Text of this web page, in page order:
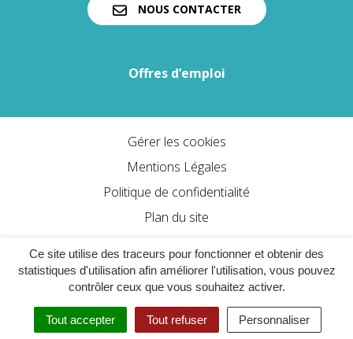
Ce site utilise des traceurs pour fonctionner et obtenir des
statistiques d'utilisation afin améliorer l'utilisation, vous pouvez
contrôler ceux que vous souhaitez activer.
Tout accepter Tout refuser Personnaliser
NOUS CONTACTER
Offres d’emploi
Gérer les cookies
Mentions Légales
Politique de confidentialité
Plan du site